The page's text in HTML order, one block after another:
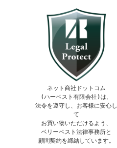
ネット商社ドットコム
(ハーベスト有限会社)は、
法令を遵守し、お客様に安心し
て
お買い物いただけるよう、
ベリーベスト法律事務所と
顧問契約を締結しています。